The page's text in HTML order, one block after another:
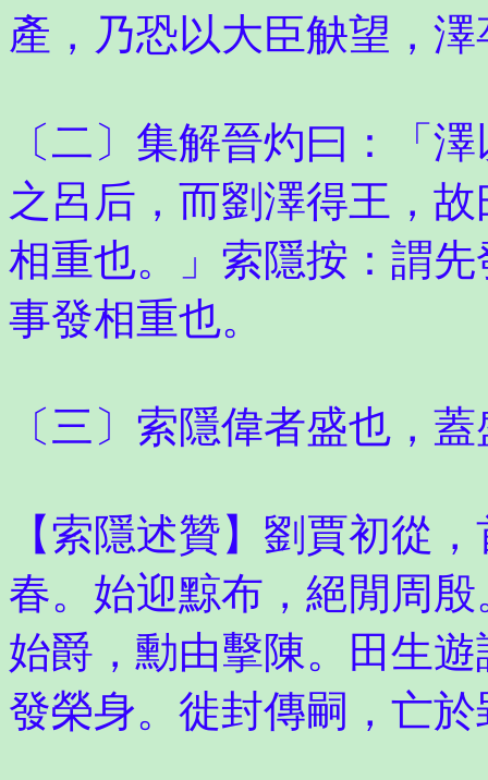
產，乃恐以大臣觖望，
〔二〕集解晉灼曰：「
之呂后，而劉澤得王，
相重也。」索隱按：謂
事發相重也。
〔三〕索隱偉者盛也，
【索隱述贊】劉賈初從
春。始迎黥布，絕閒周
始爵，勳由擊陳。田生
發榮身。徙封傳嗣，亡